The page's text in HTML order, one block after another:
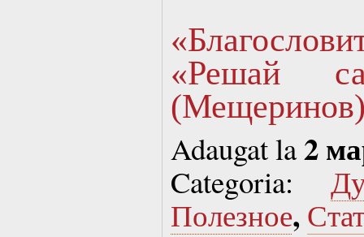
«Решай
Adaugat la2
Categoria:
Полезное,